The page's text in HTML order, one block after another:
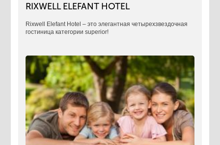
RIXWELL ELEFANT HOTEL
Rixwell Elefant Hotel ‒ это элегантная четырехзвездочная
гостиница категории superior!